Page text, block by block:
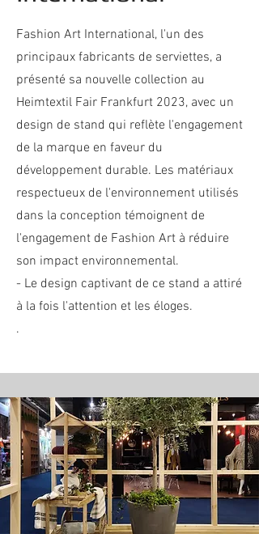
Fashion Art International, l'un des
principaux fabricants de serviettes, a
présenté sa nouvelle collection au
Heimtextil Fair Frankfurt 2023, avec un
design de stand qui reflète l'engagement
de la marque en faveur du
développement durable. Les matériaux
respectueux de l'environnement utilisés
dans la conception témoignent de
l'engagement de Fashion Art à réduire
son impact environnemental.
- Le design captivant de ce stand a attiré
à la fois l'attention et les éloges.
.